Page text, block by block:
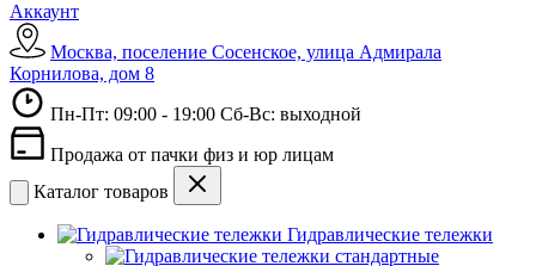
Аккаунт
Москва, поселение Сосенское, улица Адмирала
Корнилова, дом 8
Пн-Пт: 09:00 - 19:00 Сб-Вс: выходной
Продажа от пачки физ и юр лицам
Каталог товаров
Гидравлические тележки